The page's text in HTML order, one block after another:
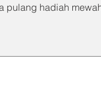
pulang hadiah